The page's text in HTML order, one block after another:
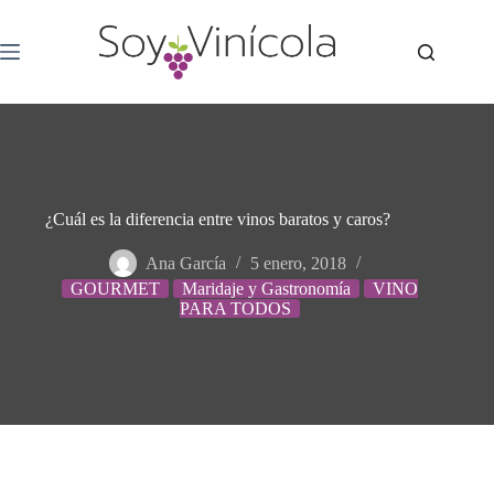
¿Cuál es la diferencia entre vinos baratos y caros?
Ana García
5 enero, 2018
GOURMET
Maridaje y Gastronomía
VINO
PARA TODOS